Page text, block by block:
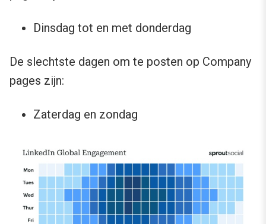
Dinsdag tot en met donderdag
De slechtste dagen om te posten op Company
pages zijn:
Zaterdag en zondag